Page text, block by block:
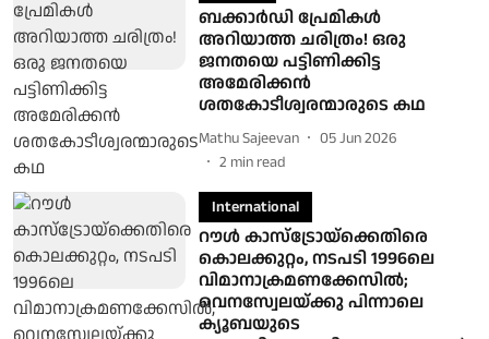
ബക്കാര്‍ഡി പ്രേമികള്‍
അറിയാത്ത ചരിത്രം! ഒരു
ജനതയെ പട്ടിണിക്കിട്ട
അമേരിക്കന്‍
ശതകോടീശ്വരന്മാരുടെ കഥ
Mathu Sajeevan
05 Jun 2026
2 min read
International
റൗൾ കാസ്ട്രോയ്ക്കെതിരെ
കൊലക്കുറ്റം, നടപടി 1996ലെ
വിമാനാക്രമണക്കേസിൽ;
വെനസ്വേലയ്ക്കു പിന്നാലെ
ക്യൂബയുടെ